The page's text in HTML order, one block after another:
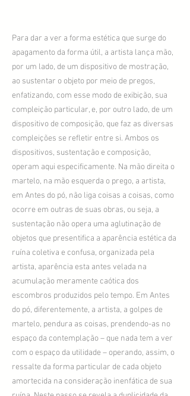
Para dar a ver a forma estética que surge do
apagamento da forma útil, a artista lança mão,
por um lado, de um dispositivo de mostração,
ao sustentar o objeto por meio de pregos,
enfatizando, com esse modo de exibição, sua
compleição particular, e, por outro lado, de um
dispositivo de composição, que faz as diversas
compleições se refletir entre si. Ambos os
dispositivos, sustentação e composição,
operam aqui especificamente. Na mão direita o
martelo, na mão esquerda o prego, a artista,
em Antes do pó, não liga coisas a coisas, como
ocorre em outras de suas obras, ou seja, a
sustentação não opera uma aglutinação de
objetos que presentifica a aparência estética da
ruína coletiva e confusa, organizada pela
artista, aparência esta antes velada na
acumulação meramente caótica dos
escombros produzidos pelo tempo. Em Antes
do pó, diferentemente, a artista, a golpes de
martelo, pendura as coisas, prendendo-as no
espaço da contemplação – que nada tem a ver
com o espaço da utilidade – operando, assim, o
ressalte da forma particular de cada objeto
amortecida na consideração inenfática de sua